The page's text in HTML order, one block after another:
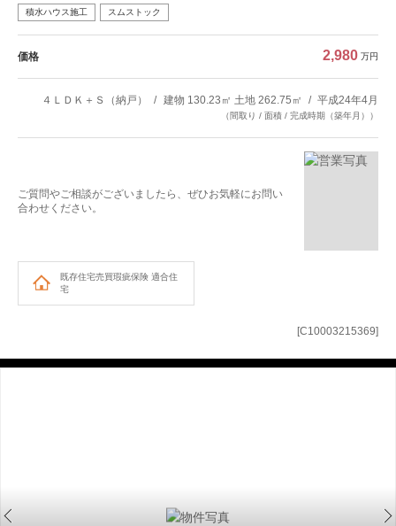
既存住宅売買瑕疵保険 適合住
宅
[C10003215369]
積水ハウス施工 スムストック
価格 2,980 万円
４ＬＤＫ＋Ｓ（納戸） 建物 130.23㎡ 土地 262.75㎡ 平成24年4月
（間取り / 面積 / 完成時期（築年月））
ご質問やご相談がございましたら、ぜひお気軽にお問い
合わせください。